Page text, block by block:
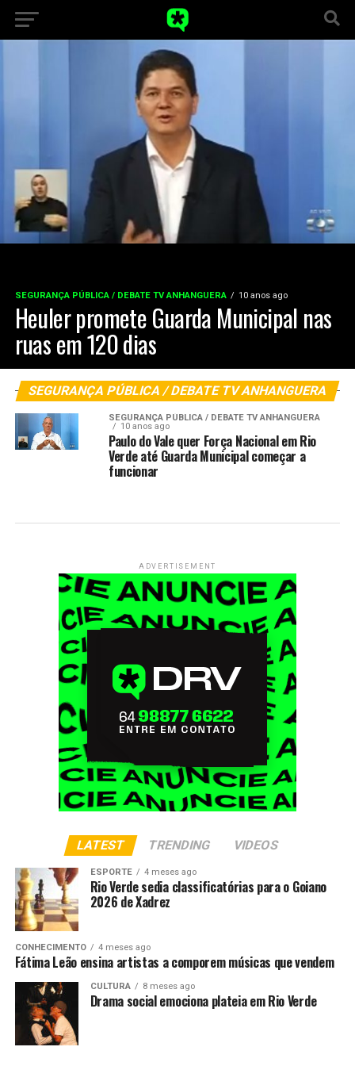
SEGURANÇA PÚBLICA / DEBATE TV ANHANGUERA 10 anos ago
Heuler promete Guarda Municipal nas
ruas em 120 dias
SEGURANÇA PÚBLICA / DEBATE TV ANHANGUERA
SEGURANÇA PÚBLICA / DEBATE TV ANHANGUERA
10 anos ago
Paulo do Vale quer Força Nacional em Rio
Verde até Guarda Municipal começar a
funcionar
ADVERTISEMENT
LATEST TRENDING VIDEOS
ESPORTE 4 meses ago
Rio Verde sedia classificatórias para o Goiano
2026 de Xadrez
CONHECIMENTO 4 meses ago
Fátima Leão ensina artistas a comporem músicas que vendem
CULTURA 8 meses ago
Drama social emociona plateia em Rio Verde